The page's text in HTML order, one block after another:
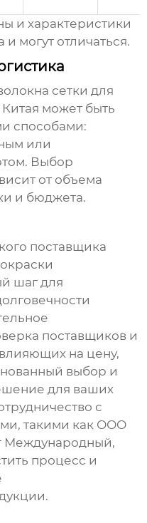
и характеристики
могут отличаться.
сетки для
Китая может быть
способами:
или
Выбор
от объема
и бюджета.
поставщика
шаг для
поставщиков и
на цену,
выбор и
для ваших
с
такими как ООО
Международный,
процесс и